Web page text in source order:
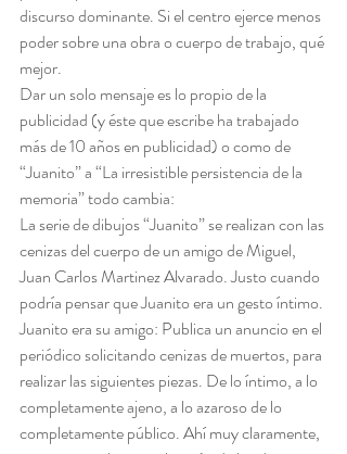
discurso dominante. Si el centro ejerce menos
poder sobre una obra o cuerpo de trabajo, qué
mejor.
Dar un solo mensaje es lo propio de la
publicidad (y éste que escribe ha trabajado
más de 10 años en publicidad) o como de
“Juanito” a “La irresistible persistencia de la
memoria” todo cambia:
La serie de dibujos “Juanito” se realizan con las
cenizas del cuerpo de un amigo de Miguel,
Juan Carlos Martinez Alvarado. Justo cuando
podría pensar que Juanito era un gesto íntimo.
Juanito era su amigo: Publica un anuncio en el
periódico solicitando cenizas de muertos, para
realizar las siguientes piezas. De lo íntimo, a lo
completamente ajeno, a lo azaroso de lo
completamente público. Ahí muy claramente,